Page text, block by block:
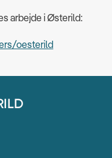
arbejde i Østerild:
oesterild